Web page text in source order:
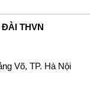
THVN
Võ, TP. Hà Nội